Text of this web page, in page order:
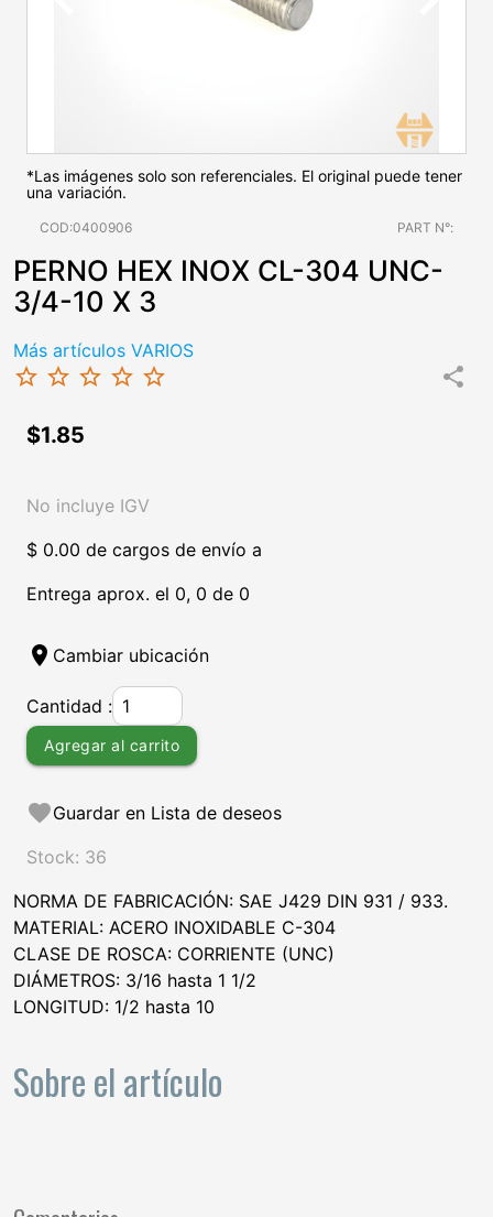
*Las imágenes solo son referenciales. El original puede tener
una variación.
COD:0400906 PART N°:
PERNO HEX INOX CL-304 UNC-
3/4-10 X 3
Más artículos VARIOS
star_border star_border star_border star_border star_border share
$1.85
No incluye IGV
$ 0.00 de cargos de envío a
Entrega aprox. el 0, 0 de 0
location_on Cambiar ubicación
Cantidad :
Agregar al carrito
favoriteGuardar en Lista de deseos
Stock: 36
NORMA DE FABRICACIÓN: SAE J429 DIN 931 / 933.
MATERIAL: ACERO INOXIDABLE C-304
CLASE DE ROSCA: CORRIENTE (UNC)
DIÁMETROS: 3/16 hasta 1 1/2
LONGITUD: 1/2 hasta 10
Sobre el artículo